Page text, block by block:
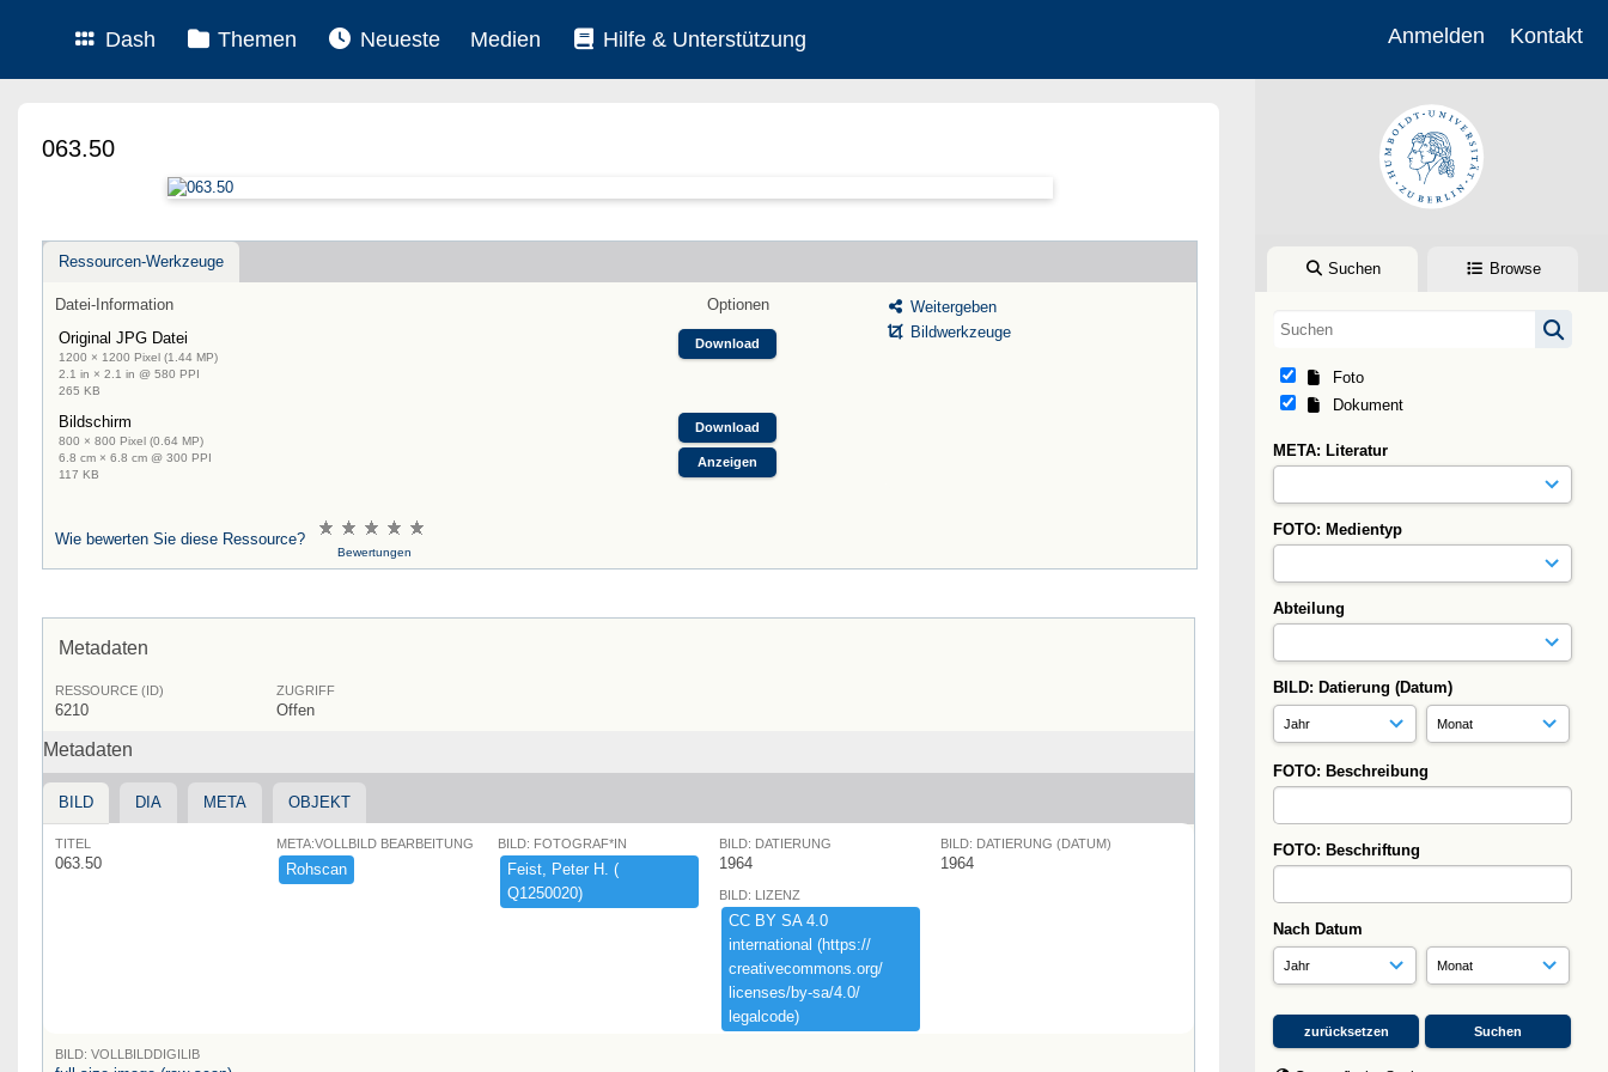
Dash Themen Neueste Medien Hilfe & Unterstützung Anmelden Kontakt
Suchen Browse
Foto
Dokument
META: Literatur
FOTO: Medientyp
Abteilung
BILD: Datierung (Datum)
FOTO: Beschreibung
FOTO: Beschriftung
Nach Datum
063.50
Ressourcen-Werkzeuge
Datei-Information
Optionen
Original JPG Datei
1200 × 1200 Pixel (1.44 MP)
2.1 in × 2.1 in @ 580 PPI
265 KB
Download
Bildschirm
800 × 800 Pixel (0.64 MP)
6.8 cm × 6.8 cm @ 300 PPI
117 KB
Download
Anzeigen
Weitergeben
Bildwerkzeuge
Wie bewerten Sie diese Ressource?
Bewertungen
Metadaten
RESSOURCE (ID)
6210
ZUGRIFF
Offen
Metadaten
BILD DIA META OBJEKT
TITEL
063.50
META:VOLLBILD BEARBEITUNG
Rohscan
BILD: FOTOGRAF*IN
Feist,​ ​Peter ​H.​ ​(​
Q1250020)​
BILD: DATIERUNG
1964
BILD: DATIERUNG (DATUM)
1964
BILD: LIZENZ
CC ​BY ​SA ​4.​0 ​
international ​(​https:​/​/​
creativecommons.​org/​
licenses/​by-​sa/​4.​0/​
legalcode)​
BILD: VOLLBILDDIGILIB